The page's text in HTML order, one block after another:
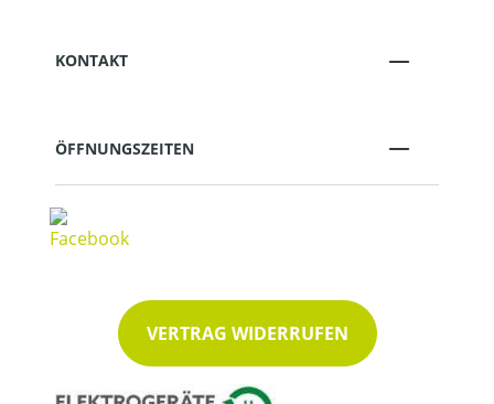
KONTAKT
ÖFFNUNGSZEITEN
VERTRAG WIDERRUFEN